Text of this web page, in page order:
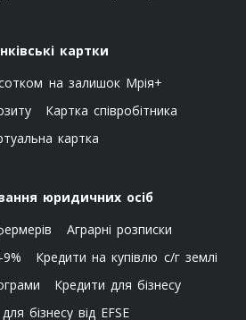
картки
на залишок Мрія+
Картка співробітника
картка
юридичних осіб
Аграрні розписки
Кредити на купівлю с/г землі
Кредити для бізнесу
бізнесу від EFSE